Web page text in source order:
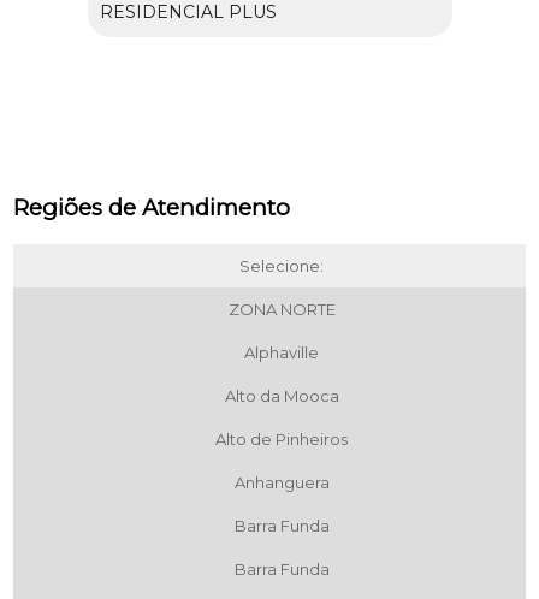
RESIDENCIAL PLUS
Regiões de Atendimento
Selecione:
ZONA NORTE
Alphaville
Alto da Mooca
Alto de Pinheiros
Anhanguera
Barra Funda
Barra Funda